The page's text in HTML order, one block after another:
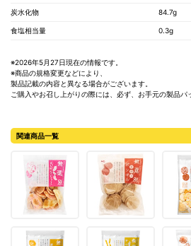
炭水化物 84.7g
食塩相当量 0.3g
※2026年5月27日現在の情報です。
※商品の規格変更などにより、
製品記載の内容と異なる場合がございます。
ご購入やお召し上がりの際には、必ず、お手元の製品パ
関連商品一覧